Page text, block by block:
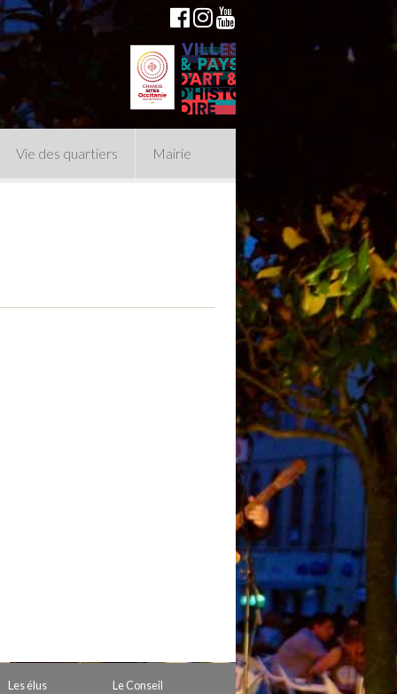
Vie des quartiers Mairie
Les élus
Le Conseil